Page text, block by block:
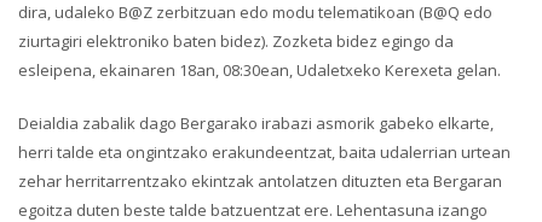
dira, udaleko B@Z zerbitzuan edo modu telematikoan (B@Q edo
ziurtagiri elektroniko baten bidez). Zozketa bidez egingo da
esleipena, ekainaren 18an, 08:30ean, Udaletxeko Kerexeta gelan.
Deialdia zabalik dago Bergarako irabazi asmorik gabeko elkarte,
herri talde eta ongintzako erakundeentzat, baita udalerrian urtean
zehar herritarrentzako ekintzak antolatzen dituzten eta Bergaran
egoitza duten beste talde batzuentzat ere. Lehentasuna izango